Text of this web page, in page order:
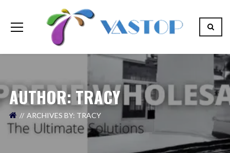
AUTHOR: TRACY
ARCHIVES BY: TRACY